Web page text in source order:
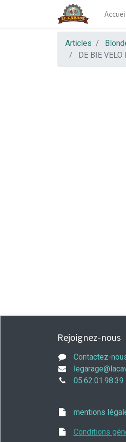
Articles
DE BIE
Rejoignez-nous
Contactez-
05.62.01.98.39
mentions
Conditions